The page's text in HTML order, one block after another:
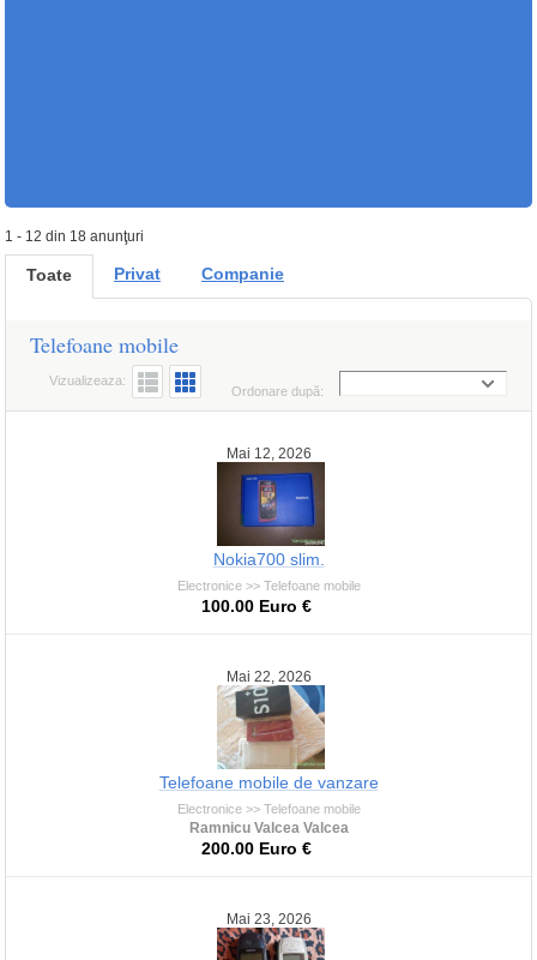
1 - 12 din 18 anunţuri
Toate Privat Companie
Telefoane mobile
Ordonare după:
Vizualizeaza:
Mai 12, 2026
Nokia700 slim.
Electronice >> Telefoane mobile
100.00 Euro €
Mai 22, 2026
Telefoane mobile de vanzare
Electronice >> Telefoane mobile
Ramnicu Valcea Valcea
200.00 Euro €
Mai 23, 2026